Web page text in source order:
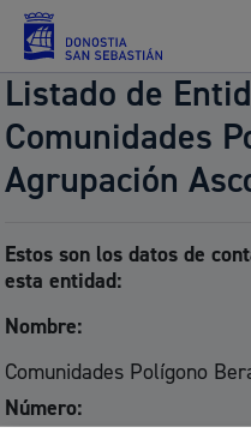
Listado de
Comunidades
Agrupación
Estos son los datos de
esta entidad:
Nombre:
Comunidades Polígono
Número: